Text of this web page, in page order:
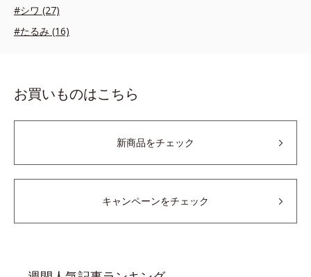
#シワ (27)
#たるみ (16)
お買いものはこちら
新商品をチェック
キャンペーンをチェック